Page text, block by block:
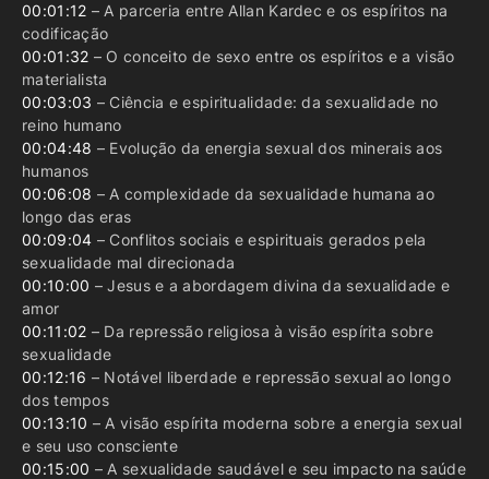
00:01:12 – A parceria entre Allan Kardec e os espíritos na
codificação
00:01:32 – O conceito de sexo entre os espíritos e a visão
materialista
00:03:03 – Ciência e espiritualidade: da sexualidade no
reino humano
00:04:48 – Evolução da energia sexual dos minerais aos
humanos
00:06:08 – A complexidade da sexualidade humana ao
longo das eras
00:09:04 – Conflitos sociais e espirituais gerados pela
sexualidade mal direcionada
00:10:00 – Jesus e a abordagem divina da sexualidade e
amor
00:11:02 – Da repressão religiosa à visão espírita sobre
sexualidade
00:12:16 – Notável liberdade e repressão sexual ao longo
dos tempos
00:13:10 – A visão espírita moderna sobre a energia sexual
e seu uso consciente
00:15:00 – A sexualidade saudável e seu impacto na saúde